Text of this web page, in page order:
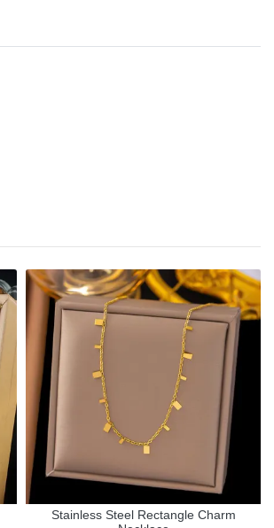
Stainless Steel Rectangle Charm